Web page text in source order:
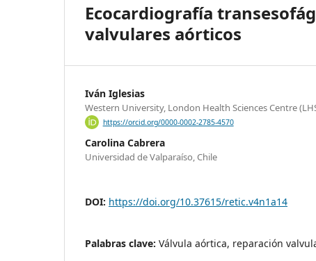
Ecocardiografía
valvulares aórticos
Iván Iglesias
Western University, London Health Sciences Centre
https://orcid.org/0000-0002-2785-4570
Carolina Cabrera
Universidad de Valparaíso, Chile
DOI: https://doi.org/10.37615/retic.v4n1a14
Palabras clave: Válvula aórtica, reparación